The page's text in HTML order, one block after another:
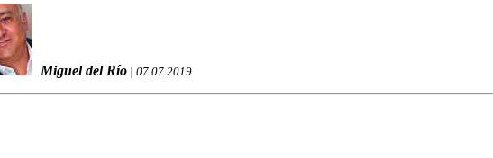
Miguel del Río | 07.07.2019